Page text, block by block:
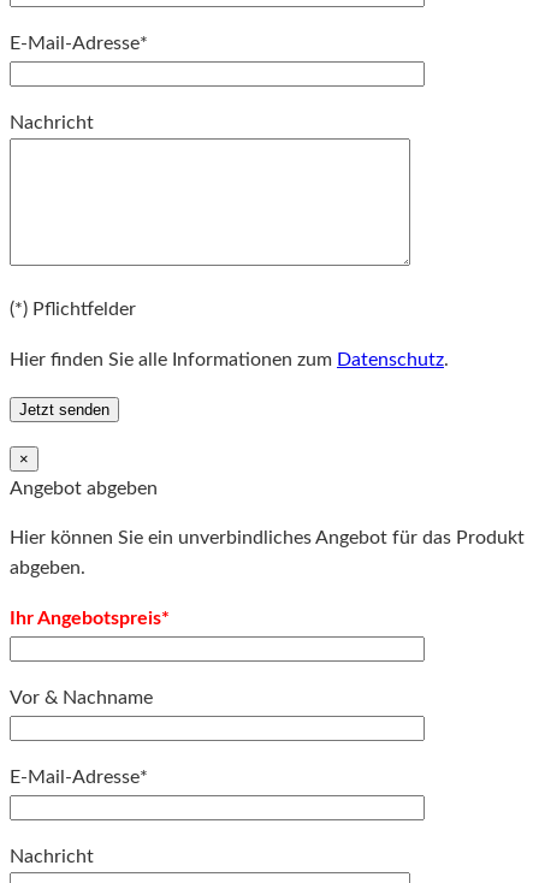
E-Mail-Adresse*
Nachricht
(*) Pflichtfelder
Hier finden Sie alle Informationen zum Datenschutz.
×
Angebot abgeben
Hier können Sie ein unverbindliches Angebot für das Produkt
abgeben.
Ihr Angebotspreis*
Vor & Nachname
E-Mail-Adresse*
Nachricht